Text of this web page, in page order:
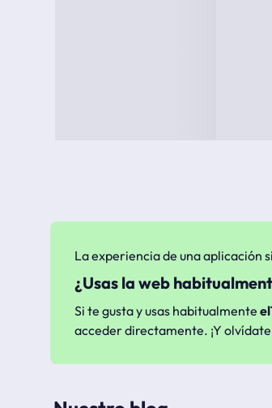
La experiencia de una aplicación
¿Usas la web
Si te gusta y usas habitualmente
acceder directamente. ¡Y